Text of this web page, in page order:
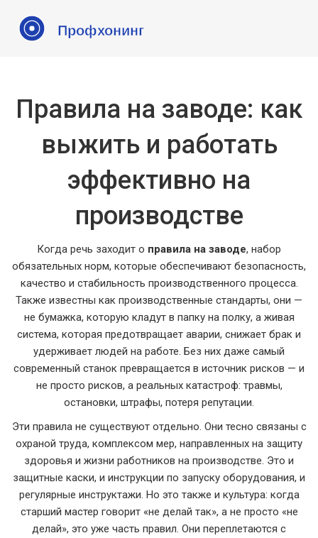
Правила на заводе: как
выжить и работать
эффективно на
производстве
Когда речь заходит о правила на заводе, набор
обязательных норм, которые обеспечивают безопасность,
качество и стабильность производственного процесса.
Также известны как производственные стандарты, они —
не бумажка, которую кладут в папку на полку, а живая
система, которая предотвращает аварии, снижает брак и
удерживает людей на работе. Без них даже самый
современный станок превращается в источник рисков — и
не просто рисков, а реальных катастроф: травмы,
остановки, штрафы, потеря репутации.
Эти правила не существуют отдельно. Они тесно связаны с
охраной труда, комплексом мер, направленных на защиту
здоровья и жизни работников на производстве. Это и
защитные каски, и инструкции по запуску оборудования, и
регулярные инструктажи. Но это также и культура: когда
старший мастер говорит «не делай так», а не просто «не
делай», это уже часть правил. Они переплетаются с